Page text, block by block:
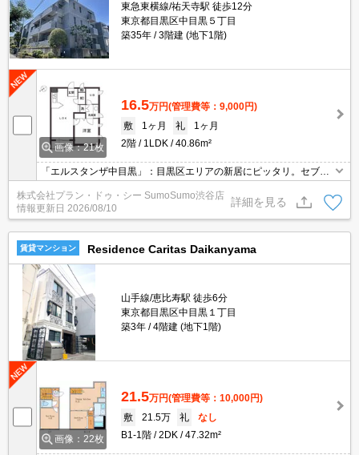
東急東横線/祐天寺駅 徒歩12分
東京都目黒区中目黒５丁目
築35年
3階建 (地下1階)
画像：21枚
16.5万円(管理費等：9,000円)
敷
1ヶ月 礼
1ヶ月
2階
1LDK 40.86m²
「エルスタンザ中目黒」：目黒区エリアの新居にピッタリ。セブン
イレブン 油面店まで徒歩4分と近場にコンビニがあるのもポイン
ト。セキュリティ面は、TVインターホン・オートロックなど充実し
ているので安心して生活できます。
株式会社プラン・ドゥ・シー SumoSumo渋谷店
情報更新日 2026/08/10
詳細を見る
賃貸マンション Residence Caritas Daikanyama
山手線/恵比寿駅 徒歩6分
東京都目黒区中目黒１丁目
築3年
4階建 (地下1階)
画像：22枚
21.5万円(管理費等：10,000円)
敷
21.5万 礼
なし
B1-1階
2DK 47.32m²